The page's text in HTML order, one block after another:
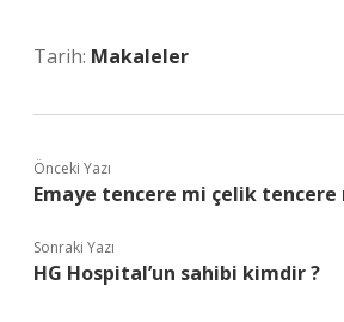
Tarih: Makaleler
Önceki Yazı
Emaye tencere mi çelik tencere
Sonraki Yazı
HG Hospital’un sahibi kimdir ?